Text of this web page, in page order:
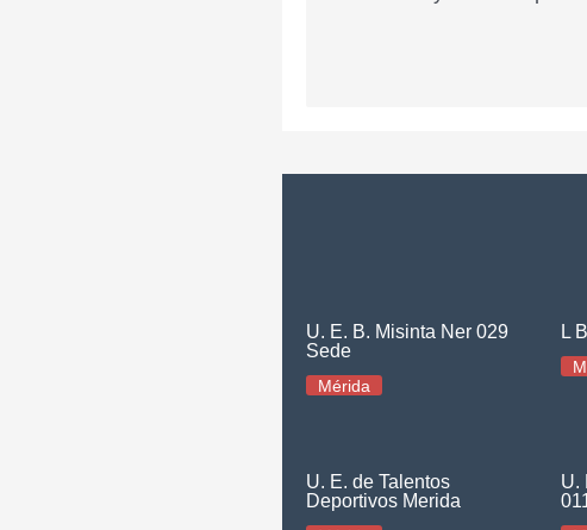
U. E. B. Misinta Ner 029
Sede
Mérida
L
U. E. de Talentos
Deportivos Merida
U.